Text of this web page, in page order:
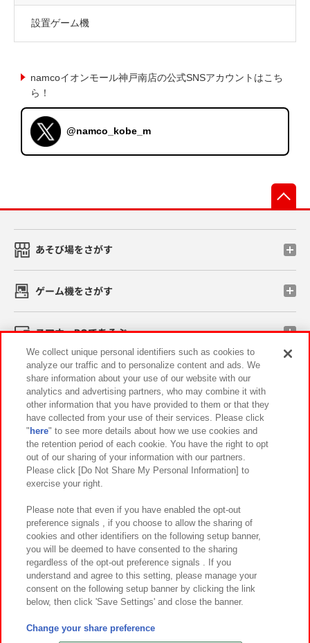
設置ゲーム機
namcoイオンモール神戸南店の公式SNSアカウントはこち
ら！
@namco_kobe_m
あそび場をさがす
ゲーム機をさがす
スマホ・PCであそぶ
イベント・キャンペーン
関連会社 サステナビリティ サイトポリシー
プライバシーポリシー ウェブアクセシビリティ方針と検証結果
お取引先さまとともに
カスタマーハラスメント対応方針 よくあるご質問・お問い合わせ
©Bandai Namco Amusement Inc.
©Bandai Namco Amusement Lab Inc.
We collect unique personal identifiers such as cookies to
analyze our traffic and to personalize content and ads. We
share information about your use of our website with our
analytics and advertising partners, who may combine it with
other information that you have provided to them or that they
have collected from your use of their services. Please click
" here" to see more details about how we use cookies and
the retention period of each cookie. You have the right to opt
out of our sharing of your information with our partners.
Please click [Do Not Share My Personal Information] to
exercise your right.
Please note that even if you have enabled the opt-out
preference signals , if you choose to allow the sharing of
cookies and other identifiers on the following setup banner,
you will be deemed to have consented to the sharing
regardless of the opt-out preference signals . If you
understand and agree to this setting, please manage your
consent on the following setup banner by clicking the link
below, then click 'Save Settings' and close the banner.
Change your share preference